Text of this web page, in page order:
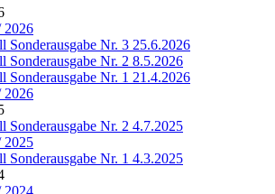
2026
Sonderausgabe Nr. 3 25.6.2026
Sonderausgabe Nr. 2 8.5.2026
Sonderausgabe Nr. 1 21.4.2026
2026
Sonderausgabe Nr. 2 4.7.2025
2025
Sonderausgabe Nr. 1 4.3.2025
2024